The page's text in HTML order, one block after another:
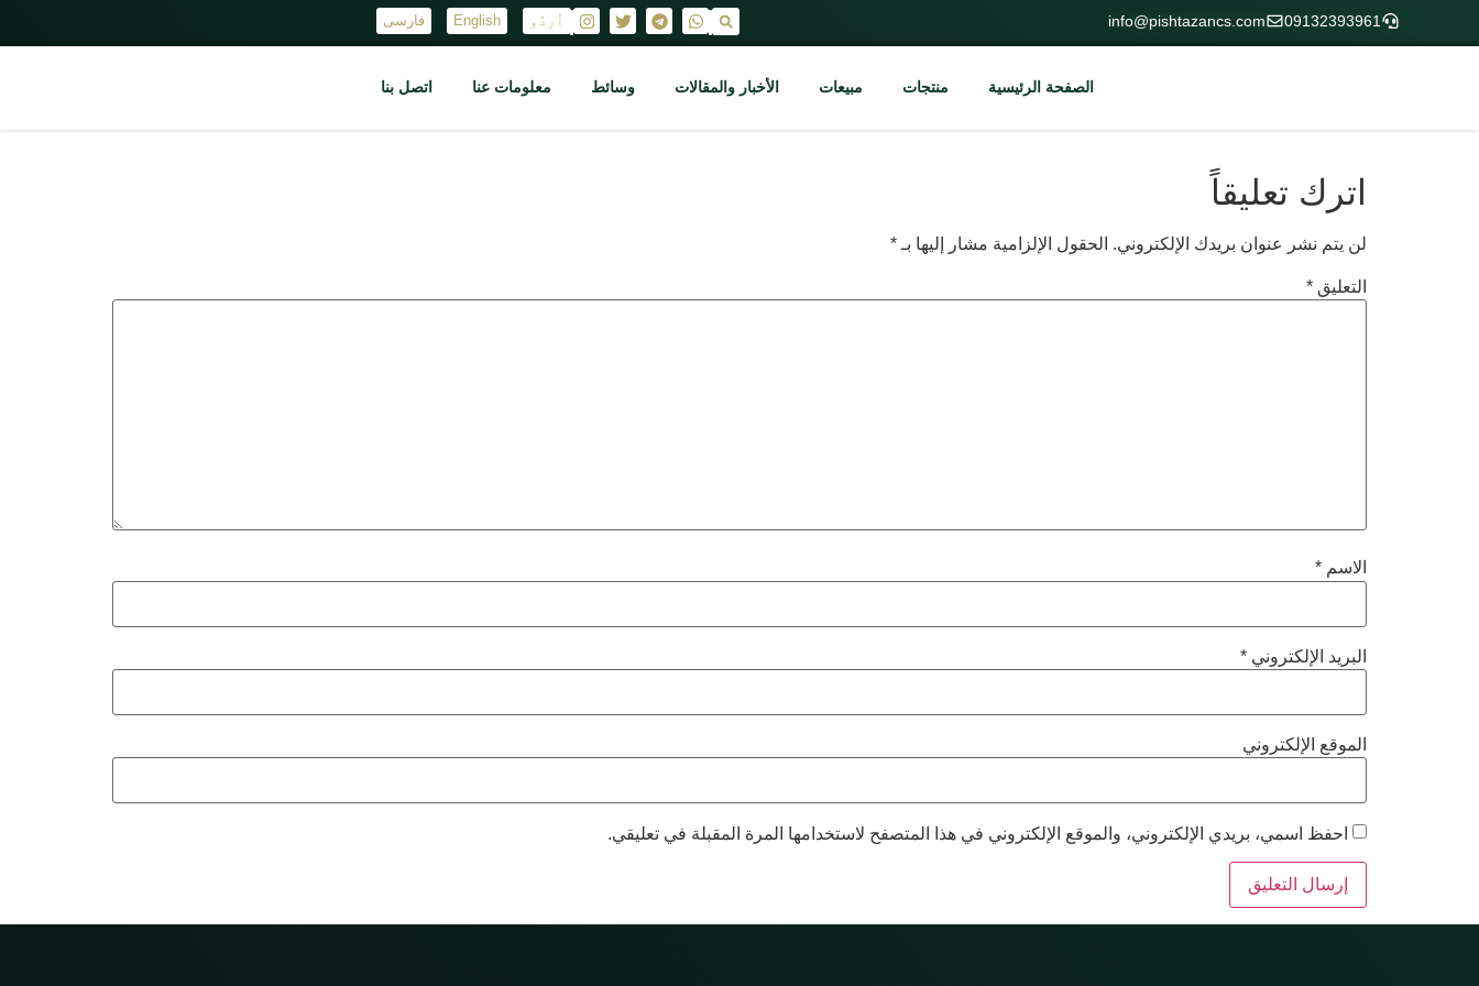
09132393961
info@pishtazancs.com اُردُو English فارسی
الصفحة الرئيسية منتجات مبيعات الأخبار والمقالات وسائط معلومات عنا اتصل بنا
اترك تعليقاً
لن يتم نشر عنوان بريدك الإلكتروني. الحقول الإلزامية مشار إليها بـ *
التعليق *
الاسم *
البريد الإلكتروني *
الموقع الإلكتروني
احفظ اسمي، بريدي الإلكتروني، والموقع الإلكتروني في هذا المتصفح لاستخدامها المرة المقبلة في تعليقي.